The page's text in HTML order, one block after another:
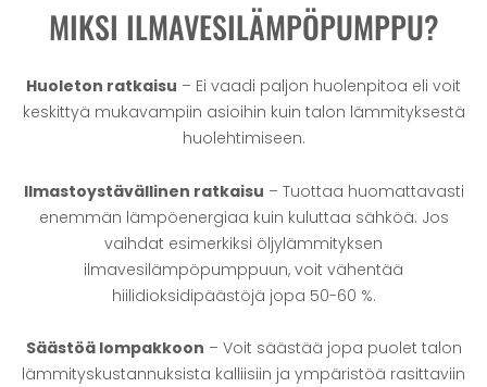
MIKSI ILMAVESILÄMPÖPUMPPU?
Huoleton ratkaisu – Ei vaadi paljon huolenpitoa eli voit
keskittyä mukavampiin asioihin kuin talon lämmityksestä
huolehtimiseen.
Ilmastoystävällinen ratkaisu – Tuottaa huomattavasti
enemmän lämpöenergiaa kuin kuluttaa sähköä. Jos
vaihdat esimerkiksi öljylämmityksen
ilmavesilämpöpumppuun, voit vähentää
hiilidioksidipäästöjä jopa 50-60 %.
Säästöä lompakkoon – Voit säästää jopa puolet talon
lämmityskustannuksista kalliisiin ja ympäristöä rasittaviin